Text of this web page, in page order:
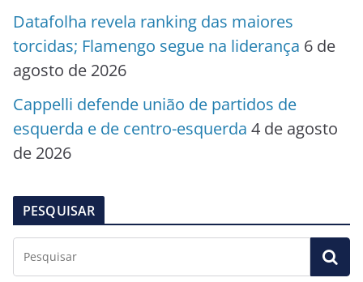
Datafolha revela ranking das maiores
torcidas; Flamengo segue na liderança 6 de
agosto de 2026
Cappelli defende união de partidos de
esquerda e de centro-esquerda 4 de agosto
de 2026
PESQUISAR